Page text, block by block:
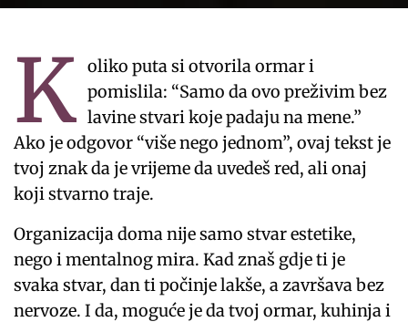
K oliko puta si otvorila ormar i
pomislila: “Samo da ovo preživim bez
lavine stvari koje padaju na mene.”
Ako je odgovor “više nego jednom”, ovaj tekst je
tvoj znak da je vrijeme da uvedeš red, ali onaj
koji stvarno traje.
Organizacija doma nije samo stvar estetike,
nego i mentalnog mira. Kad znaš gdje ti je
svaka stvar, dan ti počinje lakše, a završava bez
nervoze. I da, moguće je da tvoj ormar, kuhinja i